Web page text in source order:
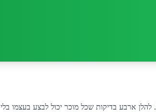
זיהוי נכון של סוג האלומיניום לפני המכירה יכול להגדיל את התמורה ב-25% עד 35%. להלן ארבע בדיקות שכל מוכר יכול לבצע בעצמו בלי